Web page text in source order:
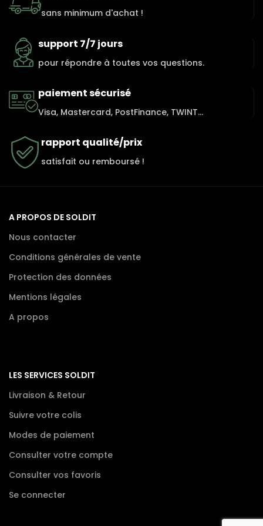
sans minimum d'achat !
support 7/7 jours
pour répondre à toutes vos questions.
paiement sécurisé
Visa, Mastercard, PostFinance, TWINT...
rapport qualité/prix
satisfait ou remboursé !
A PROPOS DE SOLDIT
Nous contacter
Conditions générales de vente
Protection des données
Mentions légales
A propos
LES SERVICES SOLDIT
Livraison & Retour
Suivre votre colis
Modes de paiement
Consulter votre compte
Consulter vos favoris
Se connecter